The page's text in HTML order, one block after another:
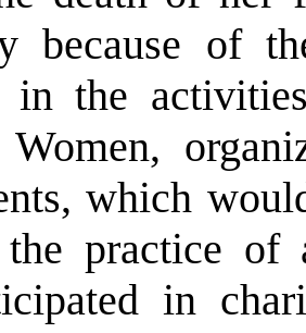
because of
in the
which
the practice of
in